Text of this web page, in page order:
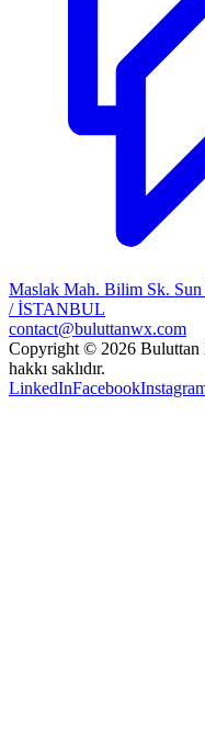
Maslak Mah. Bilim Sk.
/ İSTANBUL
contact@buluttanwx.com
Copyright © 2026
hakkı saklıdır.
LinkedInFacebook